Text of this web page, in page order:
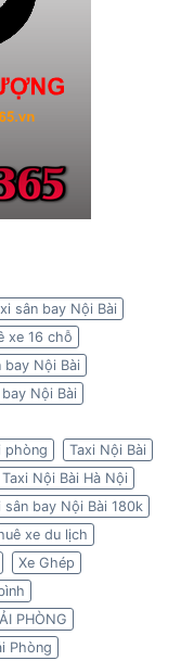
sân bay Nội Bài
xe 16 chỗ
bay Nội Bài
Nội Bài
phòng
Taxi Nội Bài
Taxi Nội Bài Hà Nội
sân bay Nội Bài 180k
xe du lịch
Xe Ghép
PHÒNG
Phòng